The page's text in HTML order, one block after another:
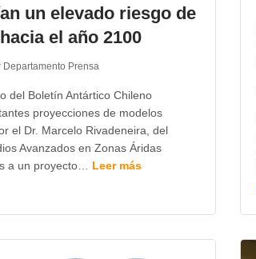
un elevado riesgo de
el año 2100
Departamento Prensa
del Boletín Antártico Chileno
proyecciones de modelos
el Dr. Marcelo Rivadeneira, del
Avanzados en Zonas Áridas
a un proyecto… Leer más